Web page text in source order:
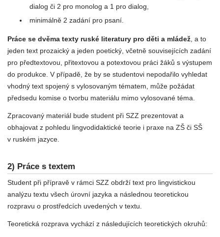
dialog či 2 pro monolog a 1 pro dialog,
minimálně 2 zadání pro psaní.
Práce se dvěma texty ruské literatury pro děti a mládež , a to
jeden text prozaický a jeden poetický, včetně souvisejících zadání
pro předtextovou, přitextovou a potextovou práci žáků s výstupem
do produkce. V případě, že by se studentovi nepodařilo vyhledat
vhodný text spojený s vylosovaným tématem, může požádat
předsedu komise o tvorbu materiálu mimo vylosované téma.
Zpracovaný materiál bude student při SZZ prezentovat a
obhajovat z pohledu lingvodidaktické teorie i praxe na ZŠ či SŠ
v ruském jazyce.
2) Práce s textem
Student při přípravě v rámci SZZ obdrží text pro lingvistickou
analýzu textu všech úrovní jazyka a následnou teoretickou
rozpravu o prostředcích uvedených v textu.
Teoretická rozprava vychází z následujících teoretických okruhů: